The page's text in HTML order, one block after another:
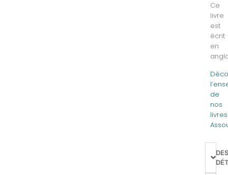
Ce
livre
est
écrit
en
de
nos
livres